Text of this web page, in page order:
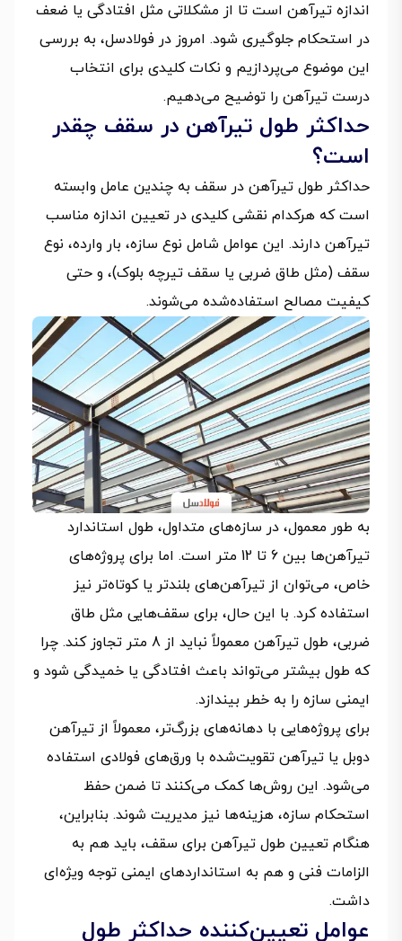
اندازه تیرآهن است تا از مشکلاتی مثل افتادگی یا ضعف
در استحکام جلوگیری شود. امروز در فولادسل، به بررسی
این موضوع می‌پردازیم و نکات کلیدی برای انتخاب
درست تیرآهن را توضیح می‌دهیم.
حداکثر طول تیرآهن در سقف چقدر
است؟
حداکثر طول تیرآهن در سقف به چندین عامل وابسته
است که هرکدام نقشی کلیدی در تعیین اندازه مناسب
تیرآهن دارند. این عوامل شامل نوع سازه، بار وارده، نوع
سقف (مثل طاق ضربی یا سقف تیرچه بلوک)، و حتی
کیفیت مصالح استفاده‌شده می‌شوند.
به طور معمول، در سازه‌های متداول، طول استاندارد
تیرآهن‌ها بین 6 تا 12 متر است. اما برای پروژه‌های
خاص، می‌توان از تیرآهن‌های بلندتر یا کوتاه‌تر نیز
استفاده کرد. با این حال، برای سقف‌هایی مثل طاق
ضربی، طول تیرآهن معمولاً نباید از 8 متر تجاوز کند. چرا
که طول بیشتر می‌تواند باعث افتادگی یا خمیدگی شود و
ایمنی سازه را به خطر بیندازد.
برای پروژه‌هایی با دهانه‌های بزرگ‌تر، معمولاً از تیرآهن
دوبل یا تیرآهن تقویت‌شده با ورق‌های فولادی استفاده
می‌شود. این روش‌ها کمک می‌کنند تا ضمن حفظ
استحکام سازه، هزینه‌ها نیز مدیریت شوند. بنابراین،
هنگام تعیین طول تیرآهن برای سقف، باید هم به
الزامات فنی و هم به استانداردهای ایمنی توجه ویژه‌ای
داشت.
عوامل تعیین‌کننده حداکثر طول